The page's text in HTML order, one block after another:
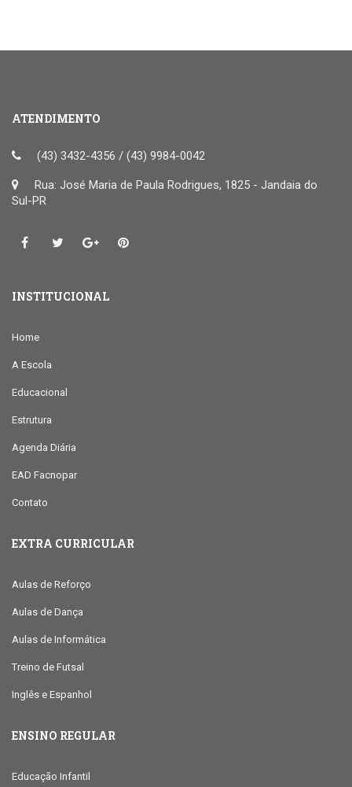
ATENDIMENTO
(43) 3432-4356 / (43) 9984-0042
Rua: José Maria de Paula Rodrigues, 1825 - Jandaia do
Sul-PR
INSTITUCIONAL
Home
A Escola
Educacional
Estrutura
Agenda Diária
EAD Facnopar
Contato
EXTRA CURRICULAR
Aulas de Reforço
Aulas de Dança
Aulas de Informática
Treino de Futsal
Inglês e Espanhol
ENSINO REGULAR
Educação Infantil